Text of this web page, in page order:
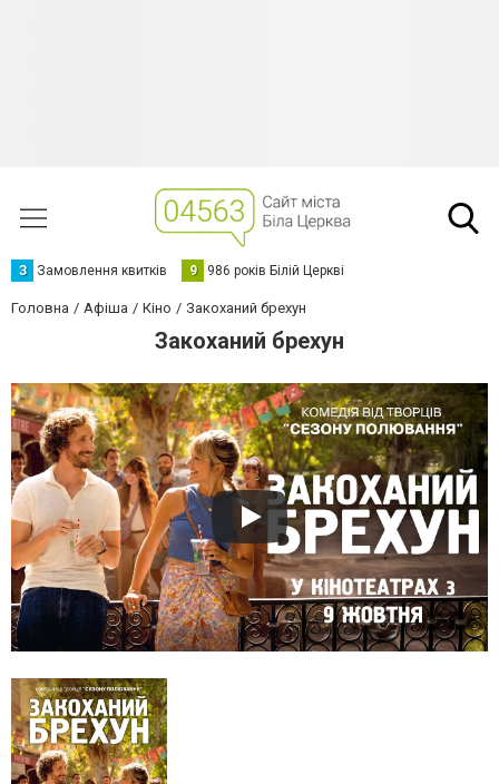
З Замовлення квитків 9 986 років Білій Церкві
Головна Афіша Кіно Закоханий брехун
Закоханий брехун